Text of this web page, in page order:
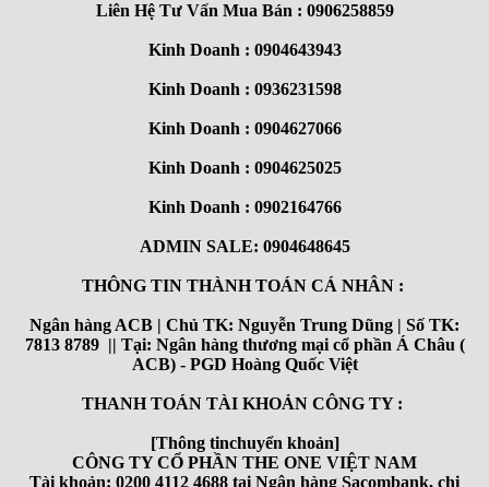
Liên Hệ Tư Vấn Mua Bán : 0906258859
Kinh Doanh : 0904643943
Kinh Doanh : 0936231598
Kinh Doanh : 0904627066
Kinh Doanh : 0904625025
Kinh Doanh : 0902164766
ADMIN SALE: 0904648645
THÔNG TIN THÀNH TOÁN CÁ NHÂN :
Ngân hàng ACB | Chủ TK: Nguyễn Trung Dũng | Số TK:
7813 8789 || Tại: Ngân hàng thương mại cổ phần Á Châu (
ACB) - PGD Hoàng Quốc Việt
THANH TOÁN TÀI KHOẢN CÔNG TY :
[Thông tinchuyển khoản]
CÔNG TY CỔ PHẦN THE ONE VIỆT NAM
Tài khoản: 0200 4112 4688 tại Ngân hàng Sacombank, chi